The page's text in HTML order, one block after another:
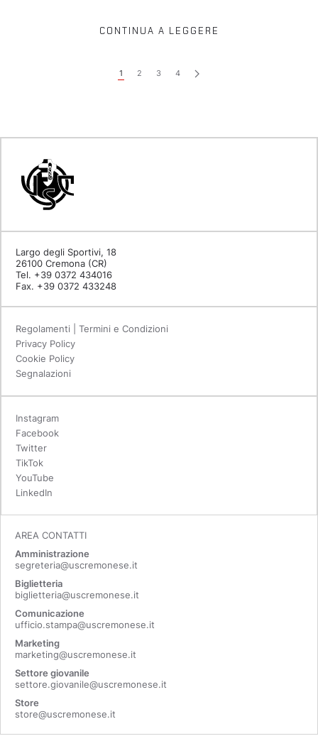
CONTINUA A LEGGERE
1 2 3 4
Largo degli Sportivi, 18
26100 Cremona (CR)
Tel. +39 0372 434016
Fax. +39 0372 433248
Regolamenti | Termini e Condizioni
Privacy Policy
Cookie Policy
Segnalazioni
Instagram
Facebook
Twitter
TikTok
YouTube
LinkedIn
AREA CONTATTI
Amministrazione
segreteria@uscremonese.it
Biglietteria
biglietteria@uscremonese.it
Comunicazione
ufficio.stampa@uscremonese.it
Marketing
marketing@uscremonese.it
Settore giovanile
settore.giovanile@uscremonese.it
Store
store@uscremonese.it